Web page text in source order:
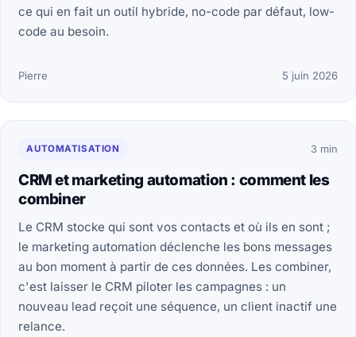
ce qui en fait un outil hybride, no-code par défaut, low-
code au besoin.
Pierre 5 juin 2026
AUTOMATISATION 3 min
CRM et marketing automation : comment les
combiner
Le CRM stocke qui sont vos contacts et où ils en sont ;
le marketing automation déclenche les bons messages
au bon moment à partir de ces données. Les combiner,
c'est laisser le CRM piloter les campagnes : un
nouveau lead reçoit une séquence, un client inactif une
relance.